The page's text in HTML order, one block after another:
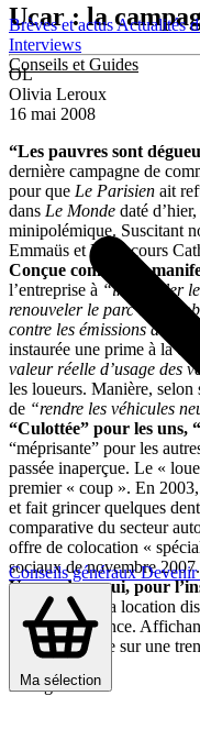
Brèves et actusActualités
Interviews
Conseils et Guides
Conseils générauxDevenir
Ma sélection
Ucar : la
OL
Olivia Leroux
16 mai 2008
“Les pauvres sont
dernière campagne de
pour que Le Parisien ait
dans Le Monde daté
minipolémique. Suscitant
Emmaüs et Le Secours
Conçue comme un
l’entreprise à “interpeller
renouveler le parc
contre les émissions de
instaurée une prime à la
valeur réelle d’usage des
les loueurs. Manière,
de “rendre les véhicules
“Culottée” pour les uns,
“méprisante” pour les
passée inaperçue. Le «
premier « coup ». En
et fait grincer quelques
comparative du secteur
offre de colocation «
sociaux de novembre 2007.
Une audace qui, pour
spécialiste de la location
corners en France.
d’euros, il table sur une
Partager sur :